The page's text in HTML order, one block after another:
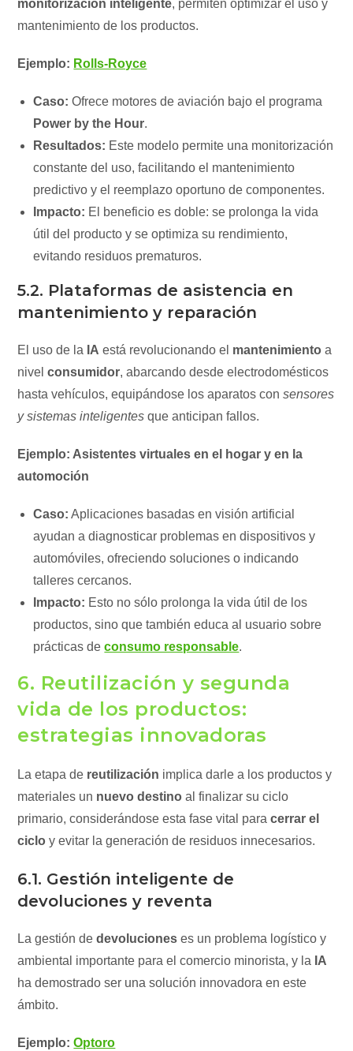
monitorización inteligente, permiten optimizar el uso y
mantenimiento de los productos.
Ejemplo: Rolls-Royce
Caso: Ofrece motores de aviación bajo el programa
Power by the Hour.
Resultados: Este modelo permite una monitorización
constante del uso, facilitando el mantenimiento
predictivo y el reemplazo oportuno de componentes.
Impacto: El beneficio es doble: se prolonga la vida
útil del producto y se optimiza su rendimiento,
evitando residuos prematuros.
5.2. Plataformas de asistencia en
mantenimiento y reparación
El uso de la IA está revolucionando el mantenimiento a
nivelconsumidor, abarcando desde electrodomésticos
hasta vehículos, equipándose los aparatos consensores
y sistemas inteligentes que anticipan fallos.
Ejemplo: Asistentes virtuales en el hogar y en la
automoción
Caso: Aplicaciones basadas en visión artificial
ayudan a diagnosticar problemas en dispositivos y
automóviles, ofreciendo soluciones o indicando
talleres cercanos.
Impacto: Esto no sólo prolonga la vida útil de los
productos, sino que también educa al usuario sobre
prácticas deconsumo responsable.
6. Reutilización y segunda
vida de los productos:
estrategias innovadoras
La etapa de reutilización implica darle a los productos y
materiales un nuevo destino al finalizar su ciclo
primario, considerándose esta fase vital paracerrar el
ciclo y evitar la generación de residuos innecesarios.
6.1. Gestión inteligente de
devoluciones y reventa
La gestión dedevolucioneses un problema logístico y
ambiental importante para el comercio minorista, y la IA
ha demostrado ser una solución innovadora en este
ámbito.
Ejemplo:Optoro